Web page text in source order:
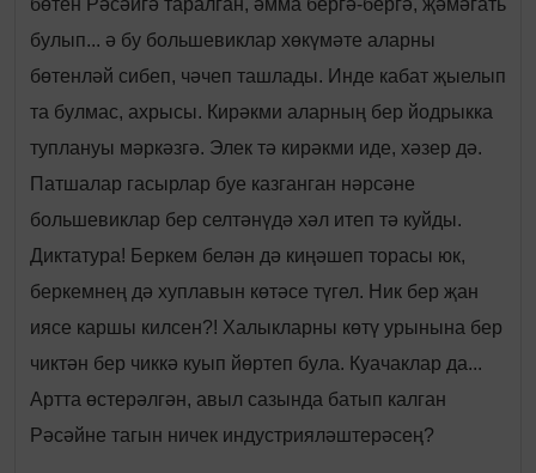
булып... ә бу большевиклар хөкүмәте аларны
бөтенләй сибеп, чәчеп ташлады. Инде кабат җыелып
та булмас, ахрысы. Кирәкми аларның бер йодрыкка
туплануы мәркәзгә. Элек тә кирәкми иде, хәзер дә.
Патшалар гасырлар буе казганган нәрсәне
большевиклар бер селтәнүдә хәл итеп тә куйды.
Диктатура! Беркем белән дә киңәшеп торасы юк,
беркемнең дә хуплавын көтәсе түгел. Ник бер җан
иясе каршы килсен?! Халыкларны көтү урынына бер
чиктән бер чиккә куып йөртеп була. Куачаклар да...
Артта өстерәлгән, авыл сазында батып калган
Рәсәйне тагын ничек индустрияләштерәсең?